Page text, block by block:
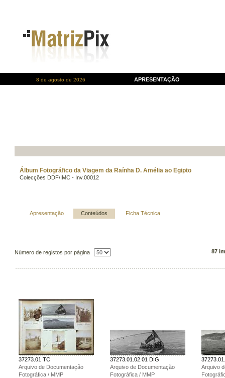
8 de agosto de 2026 APRESENTAÇÃO
Álbum Fotográfico da Viagem da Raínha D. Amélia ao Egipto
Colecções DDF/IMC - Inv.00012
Apresentação Conteúdos Ficha Técnica
Número de registos por página 87
37273.01 TC
Arquivo de Documentação
Fotográfica / MMP
37273.01.02.01 DIG
Arquivo de Documentação
Fotográfica / MMP
Arquivo